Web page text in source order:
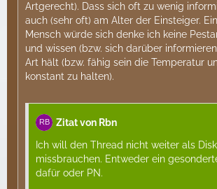
Artgerecht). Dass sich oft zu wenig
auch (sehr oft) am Alter der Einsteiger.
Mensch würde sich denke ich keine
und wissen (bzw. sich darüber
Art hält (bzw. fähig sein die Temperatur
konstant zu halten).
Zitat von Rbn
Ich will den Thread nicht weiter als
missbrauchen. Entweder ein
dafür oder PN.